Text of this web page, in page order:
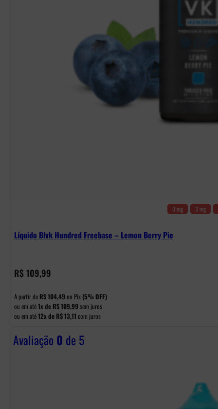
0 mg 3 mg
Líquido Blvk Hundred Freebase – Lemon Berry Pie
R$ 109,99
A partir de R$104,49 no Pix (5% OFF)
ou em até1x de R$109,99 sem juros
ou em até12x de R$13,11 com juros
Avaliação 0 de 5